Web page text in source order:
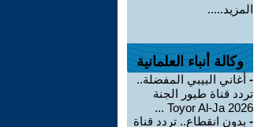
المزيد.....
وكالة أنباء العلمانية
- أغاني البيبي المفضلة..
تردد قناة طيور الجنة
2026 Toyor Al-Ja ...
- بدون انقطاع.. تردد قناة